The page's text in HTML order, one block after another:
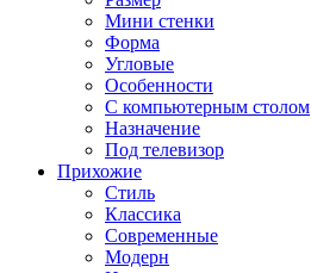
Мини стенки
Форма
Угловые
Особенности
С компьютерным столом
Назначение
Под телевизор
Прихожие
Стиль
Классика
Современные
Модерн